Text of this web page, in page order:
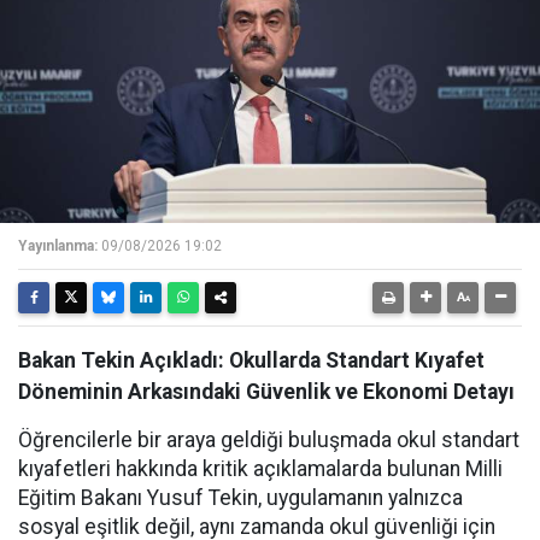
Yayınlanma: 09/08/2026 19:02
Bakan Tekin Açıkladı: Okullarda Standart Kıyafet
Döneminin Arkasındaki Güvenlik ve Ekonomi Detayı
Öğrencilerle bir araya geldiği buluşmada okul standart
kıyafetleri hakkında kritik açıklamalarda bulunan Milli
Eğitim Bakanı Yusuf Tekin, uygulamanın yalnızca
sosyal eşitlik değil, aynı zamanda okul güvenliği için